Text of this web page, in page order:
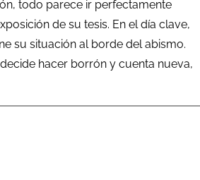
todo parece ir perfectamente
de su tesis. En el día clave,
su situación al borde del abismo.
hacer borrón y cuenta nueva,